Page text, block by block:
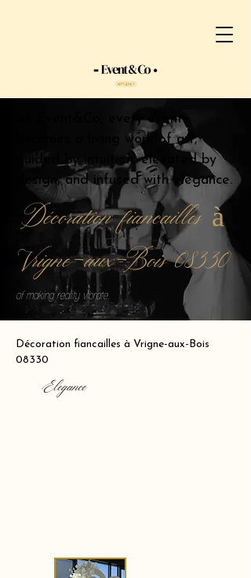
At Event&Co, every event
becomes a living work of art,
guided by intuition, elevated by
design, and infused with elegance.
Décoration fiancailles à
Vrigne-aux-Bois 08330
of making reality vibrate.
Décoration fiancailles à Vrigne-aux-Bois
08330
Elegance